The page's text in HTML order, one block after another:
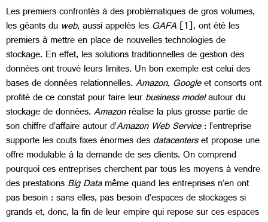
Les premiers confrontés à des problématiques de gros volumes,
les géants du web, aussi appelés lesGAFA[1], ont été les
premiers à mettre en place de nouvelles technologies de
stockage. En effet, les solutions traditionnelles de gestion des
données ont trouvé leurs limites. Un bon exemple est celui des
bases de données relationnelles.Amazon,Googleet consorts ont
profité de ce constat pour faire leurbusiness modelautour du
stockage de données.Amazonréalise la plus grosse partie de
son chiffre d’affaire autour d’Amazon Web Service: l’entreprise
supporte les couts fixes énormes desdatacenterset propose une
offre modulable à la demande de ses clients. On comprend
pourquoi ces entreprises cherchent par tous les moyens à vendre
des prestationsBig Datamême quand les entreprises n’en ont
pas besoin : sans elles, pas besoin d’espaces de stockages si
grands et, donc, la fin de leur empire qui repose sur ces espaces